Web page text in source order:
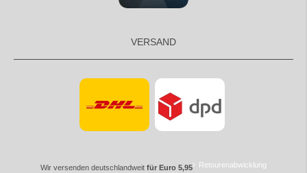
VERSAND
Wir versenden deutschlandweit für Euro 5,95 Retourenabwicklung